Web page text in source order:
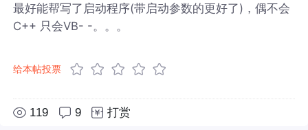
最好能帮写了启动程序(带启动参数的更好了)，偶不会
C++ 只会VB- -。。。
给本帖投票
119 9 打赏